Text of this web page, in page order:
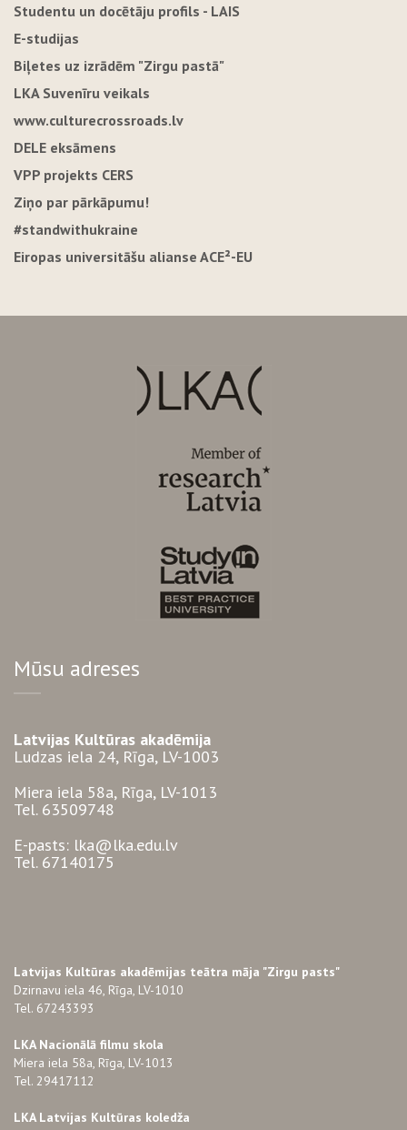
Studentu un docētāju profils - LAIS
E-studijas
Biļetes uz izrādēm "Zirgu pastā"
LKA Suvenīru veikals
www.culturecrossroads.lv
DELE eksāmens
VPP projekts CERS
Ziņo par pārkāpumu!
#standwithukraine
Eiropas universitāšu alianse ACE²-EU
Mūsu adreses
Latvijas Kultūras akadēmija
Ludzas iela 24, Rīga, LV-1003
Miera iela 58a, Rīga, LV-1013
Tel. 63509748
E-pasts: lka@lka.edu.lv
Tel. 67140175
Latvijas Kultūras akadēmijas teātra māja "Zirgu pasts"
Dzirnavu iela 46, Rīga, LV-1010
Tel. 67243393
LKA Nacionālā filmu skola
Miera iela 58a, Rīga, LV-1013
Tel. 29417112
LKA Latvijas Kultūras koledža